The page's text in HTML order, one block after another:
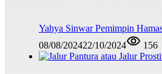
Yahya Sinwar Pemimpin
08/08/202422/10/2024 156